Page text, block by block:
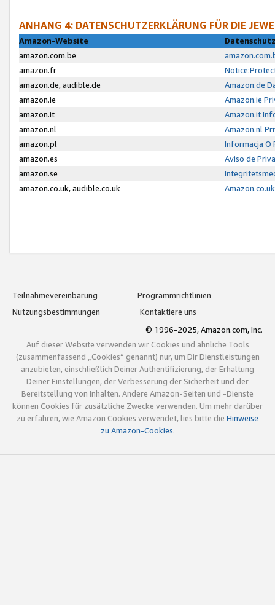
ANHANG 4: DATENSCHUTZERKLÄRUNG FÜR DIE
Amazon-Website
amazon.com.be
amazon.fr
amazon.de, audible.de
Amazon.de
amazon.ie
Amazon.ie
amazon.it
Amazon.it
amazon.nl
Amazon.nl
amazon.pl
Informacja O
amazon.es
Aviso de
amazon.se
amazon.co.uk, audible.co.uk
Teilnahmevereinbarung
Programmrichtlinien
Nutzungsbestimmungen
Kontaktiere uns
© 1996-2025, Amazon.com, Inc.
Auf dieser Website verwenden wir Cookies und ähnliche Tools
(zusammenfassend „Cookies“ genannt) nur, um Dir Dienstleistungen
anzubieten, einschließlich Deiner Authentifizierung, der Erhaltung
Deiner Einstellungen, der Verbesserung der Sicherheit und der
Bereitstellung von Inhalten. Andere Amazon-Seiten und -Dienste
können Cookies für zusätzliche Zwecke verwenden. Um mehr darüber
zu erfahren, wie Amazon Cookies verwendet, lies bitte die Hinweise
zu Amazon-Cookies.